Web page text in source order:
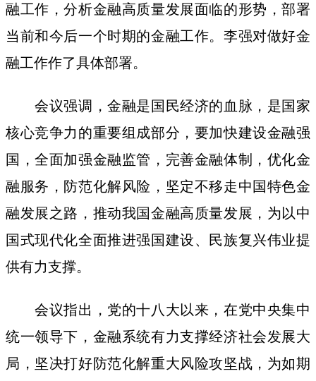
融工作，分析金融高质量发展面临的形势，部署
当前和今后一个时期的金融工作。李强对做好金
融工作作了具体部署。
会议强调，金融是国民经济的血脉，是国家
核心竞争力的重要组成部分，要加快建设金融强
国，全面加强金融监管，完善金融体制，优化金
融服务，防范化解风险，坚定不移走中国特色金
融发展之路，推动我国金融高质量发展，为以中
国式现代化全面推进强国建设、民族复兴伟业提
供有力支撑。
会议指出，党的十八大以来，在党中央集中
统一领导下，金融系统有力支撑经济社会发展大
局，坚决打好防范化解重大风险攻坚战，为如期